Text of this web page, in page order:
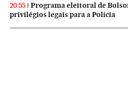
20:55
Programa eleitoral de
privilégios legais para a Polícia